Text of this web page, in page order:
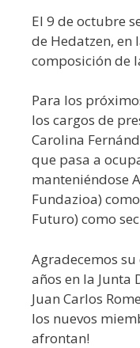
El 9 de octubre
de Hedatzen, en
composición de
Para los
los cargos de
Carolina
que pasa a
manteniéndose
Fundazioa)
Futuro) como
Agradecemos
años en la Junta
Juan Carlos
los nuevos
afrontan!